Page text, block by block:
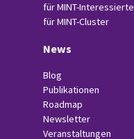
für MINT-Interessierte
für MINT-Cluster
News
Blog
Publikationen
Roadmap
Newsletter
Veranstaltungen